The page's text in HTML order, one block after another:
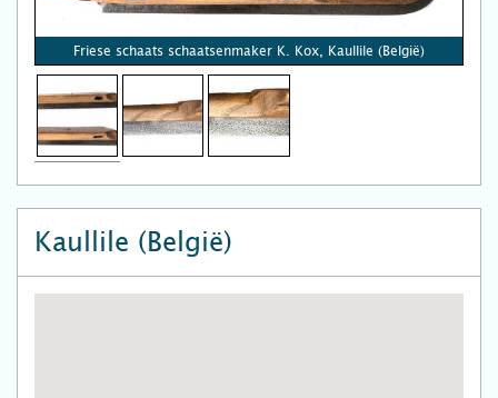
Friese schaats schaatsenmaker K. Kox, Kaullile (België)
Kaullile (België)